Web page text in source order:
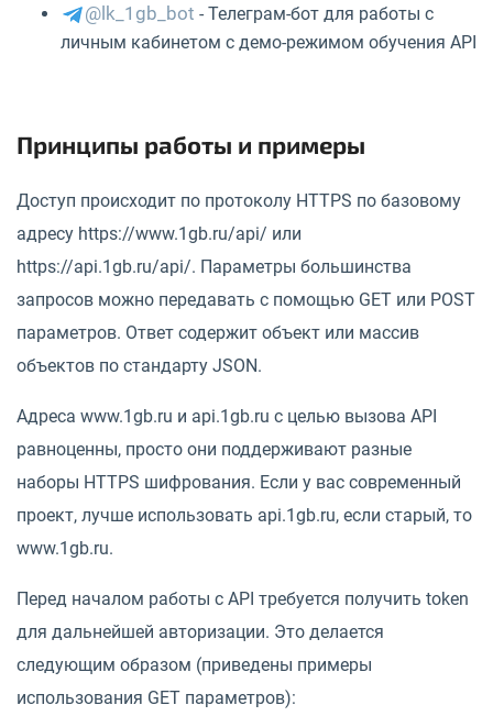
@lk_1gb_bot - Телеграм-бот для работы с
личным кабинетом с демо-режимом обучения API
Принципы работы и примеры
Доступ происходит по протоколу HTTPS по базовому
адресу https://www.1gb.ru/api/ или
https://api.1gb.ru/api/. Параметры большинства
запросов можно передавать с помощью GET или POST
параметров. Ответ содержит объект или массив
объектов по стандарту JSON.
Адреса www.1gb.ru и api.1gb.ru с целью вызова API
равноценны, просто они поддерживают разные
наборы HTTPS шифрования. Если у вас современный
проект, лучше использовать api.1gb.ru, если старый, то
www.1gb.ru.
Перед началом работы с API требуется получить token
для дальнейшей авторизации. Это делается
следующим образом (приведены примеры
использования GET параметров):